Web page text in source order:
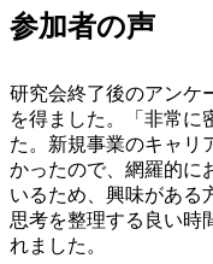
参加者の声
研究会終了後のアンケ
を得ました。「非常に
た。新規事業のキャリ
かったので、網羅的に
いるため、興味がある
思考を整理する良い時
れました。